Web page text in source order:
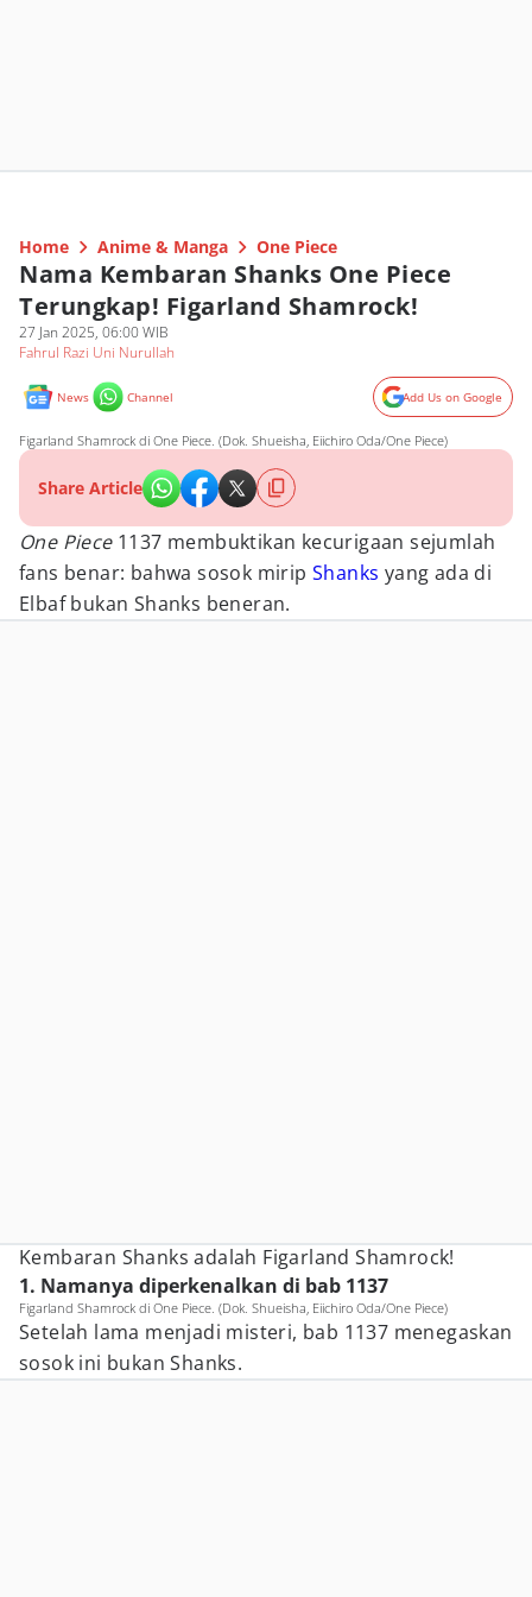
Home Anime & Manga One Piece
Nama Kembaran Shanks One Piece
Terungkap! Figarland Shamrock!
27 Jan 2025, 06:00 WIB
Fahrul Razi Uni Nurullah
News Channel Add Us on Google
Figarland Shamrock di One Piece. (Dok. Shueisha, Eiichiro Oda/One Piece)
Share Article
One Piece 1137 membuktikan kecurigaan sejumlah
fans benar: bahwa sosok mirip Shanks yang ada di
Elbaf bukan Shanks beneran.
Kembaran Shanks adalah Figarland Shamrock!
1. Namanya diperkenalkan di bab 1137
Figarland Shamrock di One Piece. (Dok. Shueisha, Eiichiro Oda/One Piece)
Setelah lama menjadi misteri, bab 1137 menegaskan
sosok ini bukan Shanks.